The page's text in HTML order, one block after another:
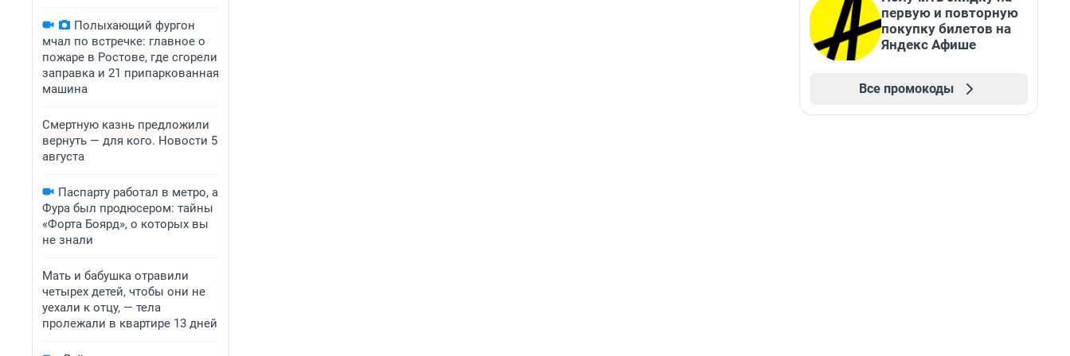
Полыхающий фургон
мчал по встречке: главное о
пожаре в Ростове, где сгорели
заправка и 21 припаркованная
машина
Смертную казнь предложили
вернуть — для кого. Новости 5
августа
Паспарту работал в метро, а
Фура был продюсером: тайны
«Форта Боярд», о которых вы
не знали
Мать и бабушка отравили
четырех детей, чтобы они не
уехали к отцу, — тела
пролежали в квартире 13 дней
первую и повторную
покупку билетов на
Яндекс Афише
Все промокоды